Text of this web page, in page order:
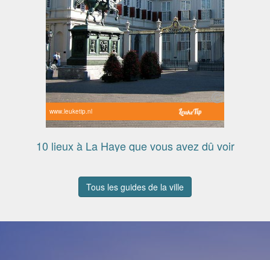
www.leuketip.nl
10 lieux à La Haye que vous avez dû voir
Tous les guides de la ville